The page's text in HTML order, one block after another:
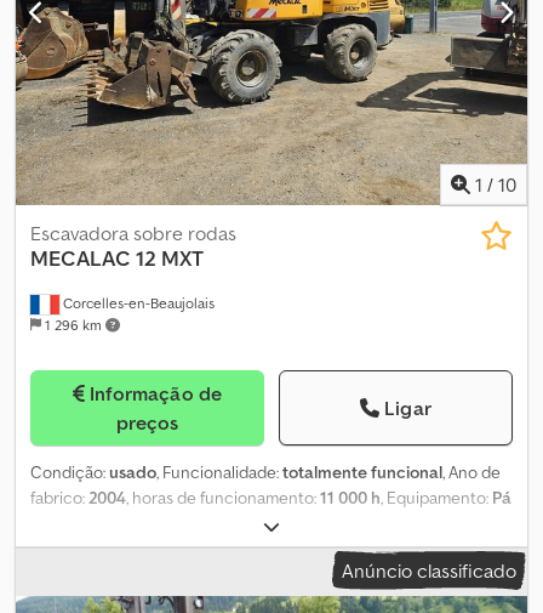
1 / 10
Corcelles-en-Beaujolais
1 296 km
Escavadora sobre rodas
MECALAC 12 MXT
Informação de
preços
Ligar
Condição:usado, Funcionalidade:totalmente funcional, Ano de
fabrico:2004, horas de funcionamento:11 000 h, Equipamento: Pá
carregadora 4 em 1, garfos para paletes
rodas Codjzdqgtjpfx Amvsha MECALAC 12 MXT Ano: 2004 11.000
Anúncio classificado